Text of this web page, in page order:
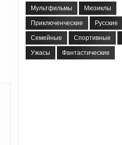
Мультфильмы Мюзиклы
Приключенческие Русские
Семейные Спортивные
Ужасы Фантастические